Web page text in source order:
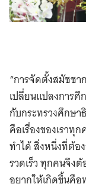
“การจัดตั้งสมัชช
เปลี่ยนแปลงการศึ
กับกระทรวงศึกษา
คือเรื่องของเรา
ทำได้ สิ่งหนึ่งที่ต้อ
รวดเร็ว ทุกคนจึง
อยากให้เกิดขึ้นคือ